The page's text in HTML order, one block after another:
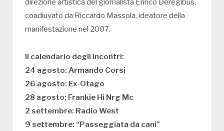
direzione artistica del giornalista Enrico Deregibus,
coadiuvato da Riccardo Massola, ideatore della
manifestazione nel 2007.
Il calendario degli incontri:
24 agosto: Armando Corsi
26 agosto: Ex-Otago
28 agosto: Frankie Hi Nrg Mc
2 settembre: Radio West
9 settembre: “Passeggiata da cani”